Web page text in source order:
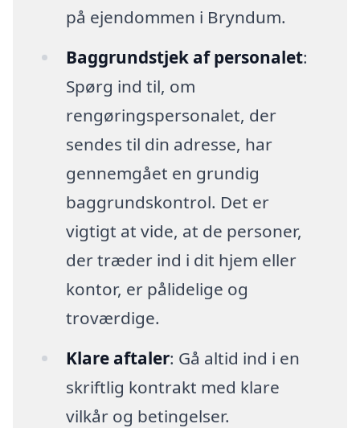
på ejendommen i Bryndum.
Baggrundstjek af personalet:
Spørg ind til, om
rengøringspersonalet, der
sendes til din adresse, har
gennemgået en grundig
baggrundskontrol. Det er
vigtigt at vide, at de personer,
der træder ind i dit hjem eller
kontor, er pålidelige og
troværdige.
Klare aftaler: Gå altid ind i en
skriftlig kontrakt med klare
vilkår og betingelser.